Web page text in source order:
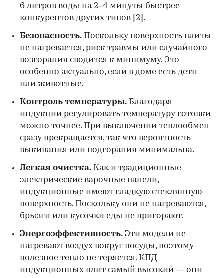
6 литров воды на 2–4 минуты быстрее
конкурентов других типов [2] .
Безопасность. Поскольку поверхность плиты
не нагревается, риск травмы или случайного
возгорания сводится к минимуму. Это
особенно актуально, если в доме есть дети
или животные.
Контроль температуры. Благодаря
индукции регулировать температуру готовки
можно точнее. При выключении теплообмен
сразу прекращается, так что вероятность
выкипания или подгорания минимальна.
Легкая очистка. Как и традиционные
электрические варочные панели,
индукционные имеют гладкую стеклянную
поверхность. Поскольку они не нагреваются,
брызги или кусочки еды не пригорают.
Энергоэффективность. Эти модели не
нагревают воздух вокруг посуды, поэтому
полезное тепло не теряется. КПД
индукционных плит самый высокий — они